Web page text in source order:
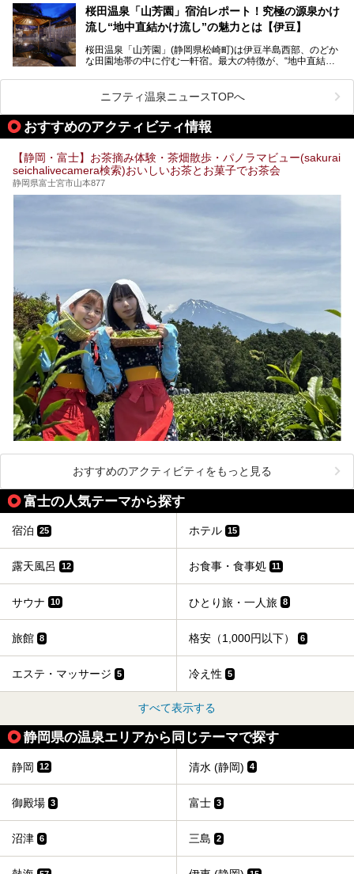
この記事はプレジャーリゾート 伊豆赤沢温泉のPR記事で
す。
京からは約2時間30分、直通電車もありアクセスしやすいの
もうれしいところ。
入れる温泉施設、チェックしたい観光スポットやアクティビ
ティなどを一挙にまとめピックアップ。伊豆稲取温泉を訪れ
桜田温泉「山芳園」宿泊レポート！究極の源泉かけ
流し“地中直結かけ流し”の魅力とは【伊豆】
桜田温泉「山芳園」(静岡県松崎町)は伊豆半島西部、のどか
な田園地帯の中に佇む一軒宿。最大の特徴が、“地中直結か
地下に眠る源泉を加水・加温・消毒無し、さらには途中過程
で空気にも触れさせることなく浴槽まで提供。「究極の源泉
かけ流し」と言っても決して過言ではありません。
今回、桜田温泉「山芳園」の“温泉”を中心に、その魅力を詳
細レポート。また口コミの評判も非常に高い宿であり、客室
や食事も併せて徹底紹介します！
ニフティ温泉ニュースTOPへ
おすすめのアクティビティ情報
【静岡・富士】お茶摘み体験・茶畑散歩・パノラマビュー(sakurai
seichalivecamera検索)おいしいお茶とお菓子でお茶会
静岡県富士宮市山本877
おすすめのアクティビティをもっと見る
富士の人気テーマから探す
宿泊 25 ホテル 15
露天風呂 12 お食事・食事処 11
サウナ 10 ひとり旅・一人旅 8
旅館 8 格安（1,000円以下） 6
エステ・マッサージ 5 冷え性 5
すべて表示する
静岡県の温泉エリアから同じテーマで探す
静岡 12 清水 (静岡) 4
御殿場 3 富士 3
沼津 6 三島 2